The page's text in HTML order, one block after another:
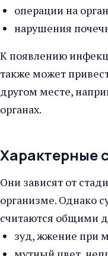
операции на
нарушения
К появлению
также может
другом месте,
органах.
Характерные
Они зависят от
организме. Однако
считаются общими
зуд, жжение при